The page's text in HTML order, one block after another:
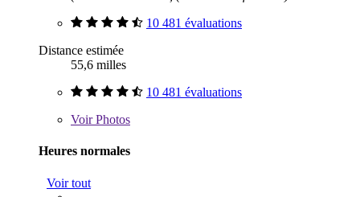
10 481 évaluations
Distance estimée
55,6 milles
10 481 évaluations
VoirPhotos
Heures normales
Voir tout